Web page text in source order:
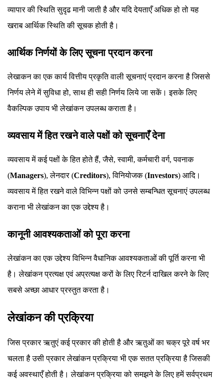
व्यापार की स्थिति सुदृढ मानी जाती है और यदि देयताएँ अधिक हो तो यह
खराब आर्थिक स्थिति की सूचक होती है।
आर्थिक निर्णयों के लिए सूचना प्रदान करना
लेखाकन का एक कार्य वित्तीय प्रकृति वाली सूचनाएं प्रदान करना है जिससे
निर्णय लेने में सुविधा हो, साथ ही सही निर्णय लिये जा सकें। इसके लिए
वैकल्पिक उपाय भी लेखांकन उपलब्ध कराता है।
व्यवसाय में हित रखने वाले पक्षों को सूचनाएँ देना
व्यवसाय में कई पक्षों के हित होते हैं, जैसे, स्वामी, कर्मचारी वर्ग, पवनाक
(Managers), लेनदार (Creditors), विनियोजक (Investors) आदि।
व्यवसाय में हित रखने वाले विभिन्न पक्षों को उनसे सम्बन्धित सूचनाएं उपलब्ध
कराना भी लेखांकन का एक उद्देश्य है।
कानूनी आवश्यकताओं को पूरा करना
लेखांकन का एक उद्देश्य विभिन्न वैधानिक आवश्यकताओं की पूर्ति करना भी
है। लेखांकन प्रत्यक्ष एवं अप्रत्यक्ष करों के लिए रिटर्न दाखिल करने के लिए
सबसे अच्छा आधार प्रस्तुत करता है।
लेखांकन की प्रक्रिया
जिस प्रकार ऋतुएं कई प्रकार की होती है और ऋतुओं का चक्र पूरे वर्ष भर
चलता है उसी प्रकार लेखांकन प्रक्रिया भी एक सतत प्रक्रिया है जिसकी
कई अवस्थाएँ होती है। लेखांकन प्रक्रिया को समझने के लिए हमें सर्वप्रथम